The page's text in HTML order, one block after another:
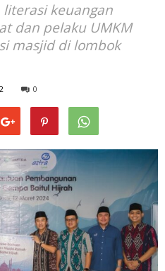
keuangan
dan pelaku UMKM
masjid di lombok
0